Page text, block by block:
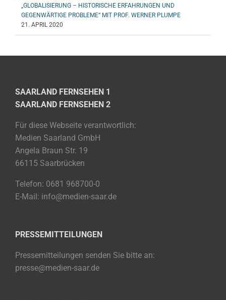
„GLOBALISIERUNG – HISTORISCHE ERFAHRUNGEN UND
GEGENWÄRTIGE PROBLEME“ MIT PROF. WERNER PLUMPE
21. APRIL 2020
SAARLAND FERNSEHEN 1
SAARLAND FERNSEHEN 2
Für diese Webseite verantwortlich:
Medien Saarland GmbH
Angela Braun Str. 19
66115 Saarbrücken
Telefon: 0681 968700-0
E-Mail: info@medien-saar.de
PRESSEMITTEILUNGEN
Pressemitteilungen senden Sie bitte an:
presse@medien-saar.de